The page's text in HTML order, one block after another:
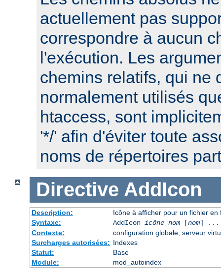
actuellement pas
correspondre à aucun
l'exécution. Les
chemins relatifs, qui ne
normalement utilisés
htaccess, sont
'*/' afin d'éviter toute
noms de répertoires
Directive AddIcon
Description:
Icône à afficher pour un fichier en
Syntaxe:
AddIcon icône nom[nom] ...
Contexte:
configuration globale, serveur
Surcharges autorisées: Indexes
Statut:
Base
Module:
mod_autoindex